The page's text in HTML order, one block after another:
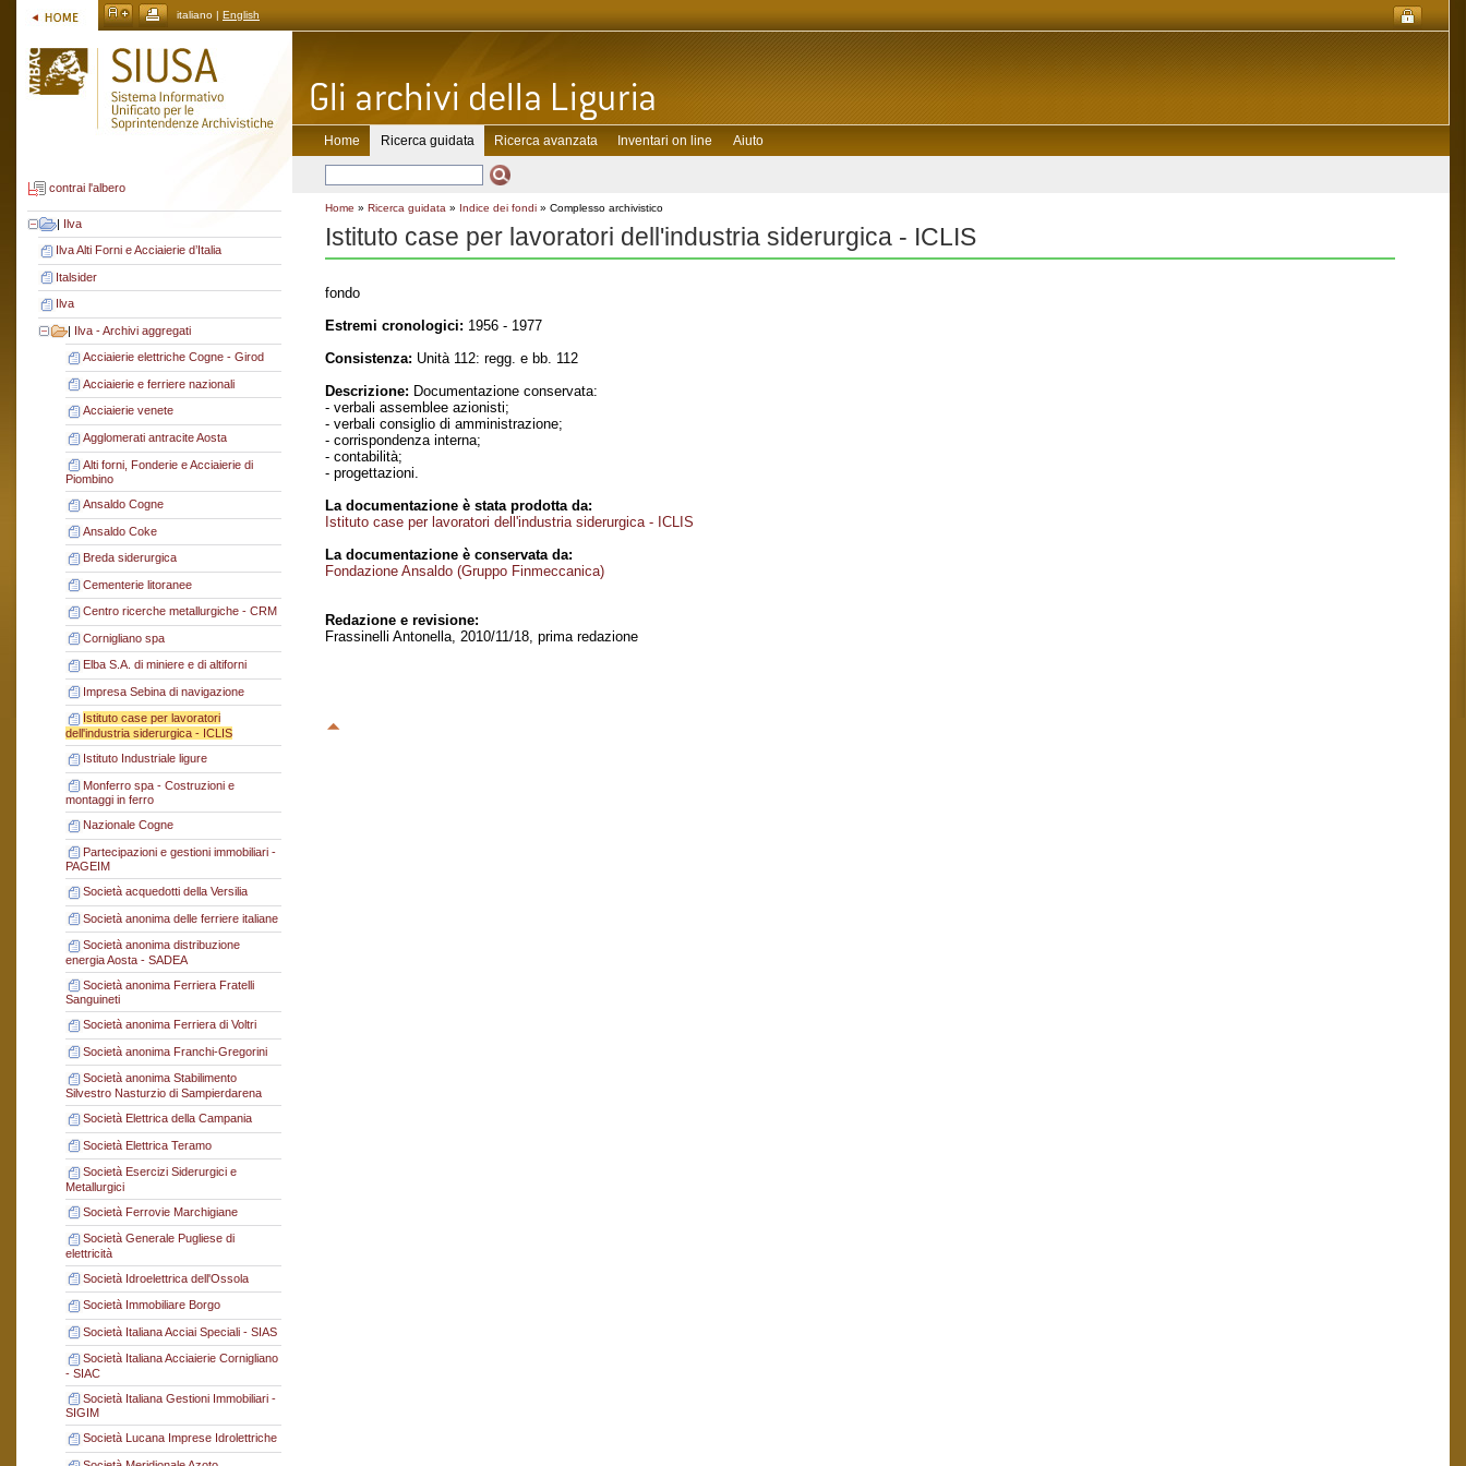
italiano | English
contrai l'albero
| Ilva
Ilva Alti Forni e Acciaierie d’Italia
Italsider
Ilva
| Ilva - Archivi aggregati
Acciaierie elettriche Cogne - Girod
Acciaierie e ferriere nazionali
Acciaierie venete
Agglomerati antracite Aosta
Alti forni, Fonderie e Acciaierie di
Piombino
Ansaldo Cogne
Ansaldo Coke
Breda siderurgica
Cementerie litoranee
Centro ricerche metallurgiche - CRM
Cornigliano spa
Elba S.A. di miniere e di altiforni
Impresa Sebina di navigazione
Istituto case per lavoratori
dell'industria siderurgica - ICLIS
Istituto Industriale ligure
Monferro spa - Costruzioni e
montaggi in ferro
Nazionale Cogne
Partecipazioni e gestioni immobiliari -
PAGEIM
Società acquedotti della Versilia
Società anonima delle ferriere italiane
Società anonima distribuzione
energia Aosta - SADEA
Società anonima Ferriera Fratelli
Sanguineti
Società anonima Ferriera di Voltri
Società anonima Franchi-Gregorini
Società anonima Stabilimento
Silvestro Nasturzio di Sampierdarena
Società Elettrica della Campania
Società Elettrica Teramo
Società Esercizi Siderurgici e
Metallurgici
Società Ferrovie Marchigiane
Società Generale Pugliese di
elettricità
Società Idroelettrica dell'Ossola
Società Immobiliare Borgo
Società Italiana Acciai Speciali - SIAS
Società Italiana Acciaierie Cornigliano
- SIAC
Società Italiana Gestioni Immobiliari -
SIGIM
Società Lucana Imprese Idrolettriche
Home Ricerca guidata Ricerca avanzata Inventari on line Aiuto
Home » Ricerca guidata » Indice dei fondi » Complesso archivistico
Istituto case per lavoratori dell'industria siderurgica - ICLIS
fondo
Estremi cronologici: 1956 - 1977
Consistenza: Unità 112: regg. e bb. 112
Descrizione: Documentazione conservata:
- verbali assemblee azionisti;
- verbali consiglio di amministrazione;
- corrispondenza interna;
- contabilità;
- progettazioni.
La documentazione è stata prodotta da:
Istituto case per lavoratori dell'industria siderurgica - ICLIS
La documentazione è conservata da:
Fondazione Ansaldo (Gruppo Finmeccanica)
Redazione e revisione:
Frassinelli Antonella, 2010/11/18, prima redazione